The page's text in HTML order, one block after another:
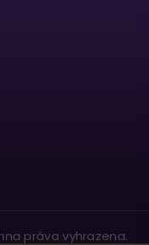
práva vyhrazena.